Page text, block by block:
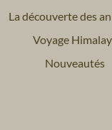
La découverte des
Voyage
Nouveautés